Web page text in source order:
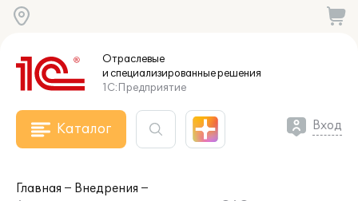
Отраслевые
и специализированныерешения
1С:Предприятие
Каталог Вход
Главная
Внедрения